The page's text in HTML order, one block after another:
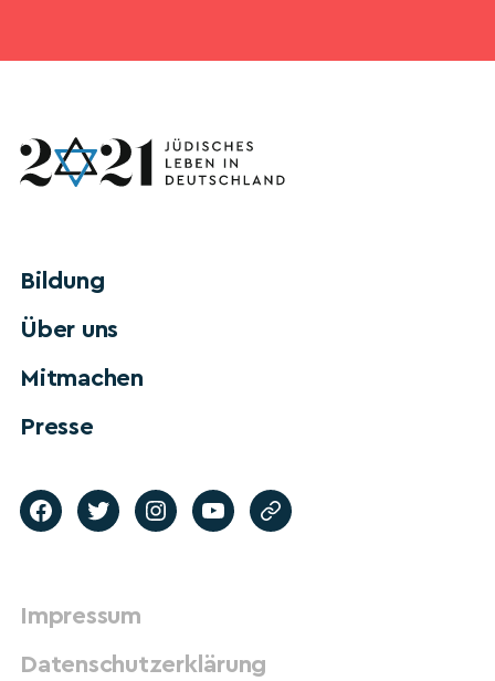
Bildung
Über uns
Mitmachen
Presse
Impressum
Datenschutzerklärung